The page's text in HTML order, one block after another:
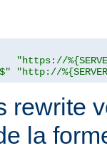
"https://
"http://
rewrite
la